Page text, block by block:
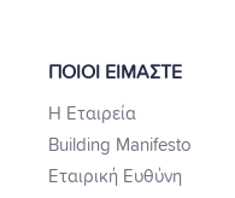
ΠΟΙΟΙ ΕΙΜΑΣΤΕ
Η Εταιρεία
Building Manifesto
Εταιρική Ευθύνη